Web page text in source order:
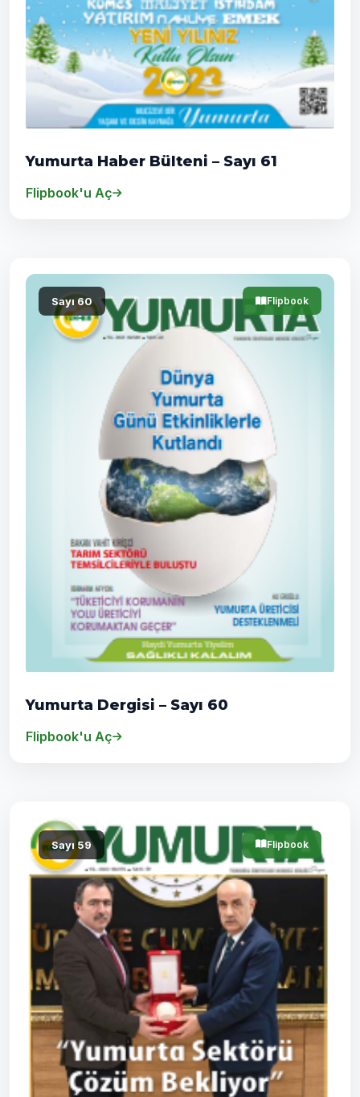
Yumurta Haber Bülteni – Sayı 61
Flipbook'u Aç
Flipbook
Sayı 60
Yumurta Dergisi – Sayı 60
Flipbook'u Aç
Flipbook
Sayı 59